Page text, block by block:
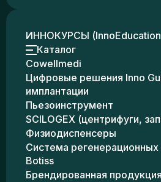
ИННОКУРСЫ
Каталог
Cowellmedi
Цифровые решения Inno
имплантации
Пьезоинструмент
SCILOGEX (центрифуги,
Физиодиспенсеры
Система
Botiss
Брендированная продукция